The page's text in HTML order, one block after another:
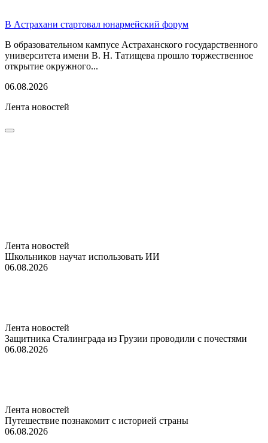
В Астрахани стартовал юнармейский форум
В образовательном кампусе Астраханского государственного
университета имени В. Н. Татищева прошло торжественное
открытие окружного...
06.08.2026
Лента новостей
Лента новостей
Школьников научат использовать ИИ
06.08.2026
Лента новостей
Защитника Сталинграда из Грузии проводили с почестями
06.08.2026
Лента новостей
Путешествие познакомит с историей страны
06.08.2026